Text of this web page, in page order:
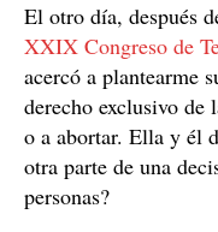
El otro día, después
XXIX Congreso de
acercó a plantearme
derecho exclusivo de
o a abortar. Ella y él
otra parte de una
personas?